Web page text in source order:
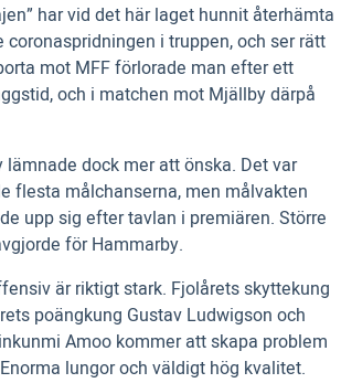
har vid det här laget hunnit återhämta
i truppen, och ser rätt
mot MFF förlorade man efter ett
och i matchen mot Mjällby därpå
dock mer att önska. Det var
flesta målchanserna, men målvakten
upp sig efter tavlan i premiären. Större
för Hammarby.
är riktigt stark. Fjolårets skyttekung
poängkung Gustav Ludwigson och
Amoo kommer att skapa problem
lungor och väldigt hög kvalitet.